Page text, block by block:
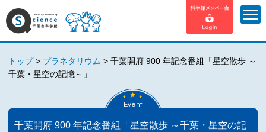
トップ> プラネタリウム > 千葉開府 900 年記念番組「星空散歩 ～
千葉・星空の記憶～」
Event
千葉開府 900 年記念番組「星空散歩 ～千葉・星空の記